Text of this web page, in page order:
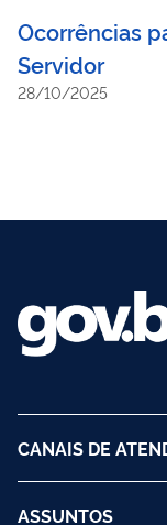
Ocorrências
Servidor
28/10/2025
CANAIS DE
ASSUNTOS